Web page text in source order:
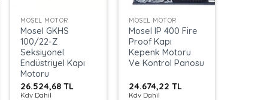
MOSEL MOTOR
Mosel GKHS
100/22-Z
Seksiyonel
Endüstriyel Kapı
Motoru
26.524,68TL
Kdv Dahil
MOSEL MOTOR
Mosel IP 400 Fire
Proof Kapı
Kepenk Motoru
Ve Kontrol Panosu
24.674,22TL
Kdv Dahil